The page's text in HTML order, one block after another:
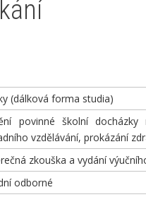
(dálková forma studia)
povinné školní docházky
vzdělávání, prokázání
zkouška a vydání
odborné